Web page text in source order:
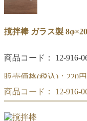
撹拌棒 ガラス製
商品コード： 12-916-
販売価格(税込)： 220円
撹拌棒 ガラス製
商品コード： 12-916-
撹拌棒 ガラス製 8φ×200mm